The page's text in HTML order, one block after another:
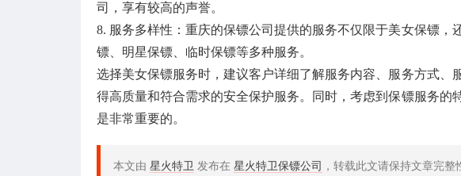
司，享有较高的声誉。
8. 服务多样性：重庆的保镖公司提供的服务不仅限于美女保镖
镖、明星保镖、临时保镖等多种服务。
选择美女保镖服务时，建议客户详细了解服务内容、服务方式、
得高质量和符合需求的安全保护服务。同时，考虑到保镖服务的
是非常重要的。
本文由 星火特卫 发布在 星火特卫保镖公司
，转载此文请保持文章完